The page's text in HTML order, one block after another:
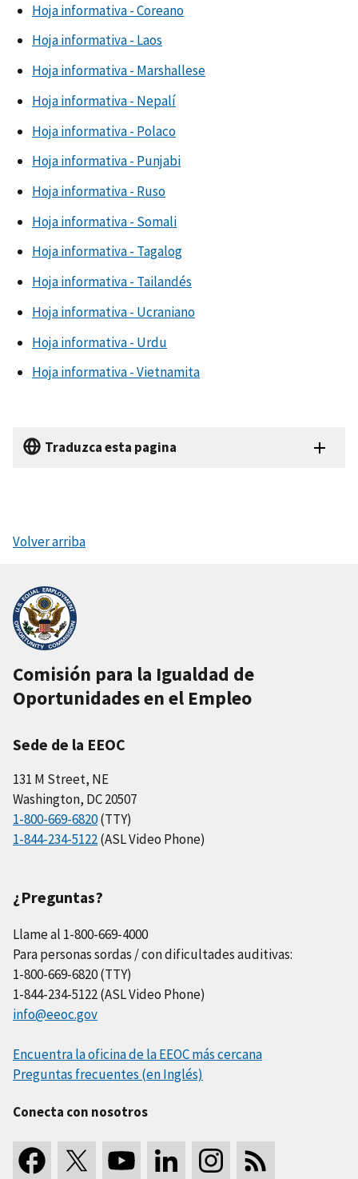
Hoja informativa - Coreano
Hoja informativa - Laos
Hoja informativa - Marshallese
Hoja informativa - Nepalí
Hoja informativa - Polaco
Hoja informativa - Punjabi
Hoja informativa - Ruso
Hoja informativa - Somali
Hoja informativa - Tagalog
Hoja informativa - Tailandés
Hoja informativa - Ucraniano
Hoja informativa - Urdu
Hoja informativa - Vietnamita
Traduzca esta pagina
Volver arriba
Comisión para la Igualdad de
Oportunidades en el Empleo
Sede de la EEOC
131 M Street, NE
Washington, DC 20507
1-800-669-6820(TTY)
1-844-234-5122(ASL Video Phone)
¿Preguntas?
Llame al 1-800-669-4000
Para personas sordas / con dificultades auditivas:
1-800-669-6820 (TTY)
1-844-234-5122 (ASL Video Phone)
info@eeoc.gov
Encuentra la oficina de la EEOC más cercana
Preguntas frecuentes (en Inglés)
Conecta con nosotros